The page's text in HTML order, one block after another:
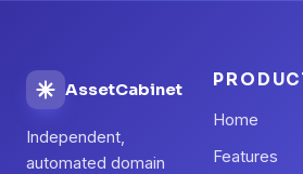
AssetCabinet
Independent,
automated domain
Home
Features